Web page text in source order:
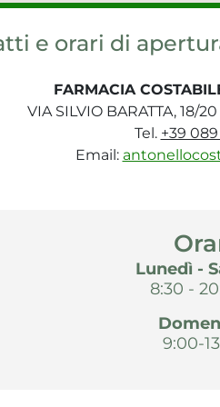
e orari di
FARMACIA
VIA SILVIO BARATTA, 18/
Tel. +39 089
Email:
Lunedì -
8:30 -
9:00-